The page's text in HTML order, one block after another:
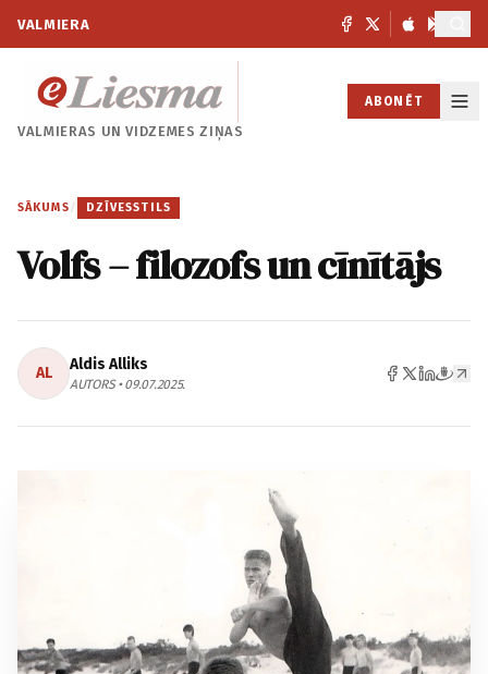
VALMIERA
VALMIERAS UNVIDZEMES ZIŅAS
ABONĒT
SĀKUMS / DZĪVESSTILS
Volfs – filozofs un cīnītājs
AL Aldis Alliks
AUTORS • 09.07.2025.